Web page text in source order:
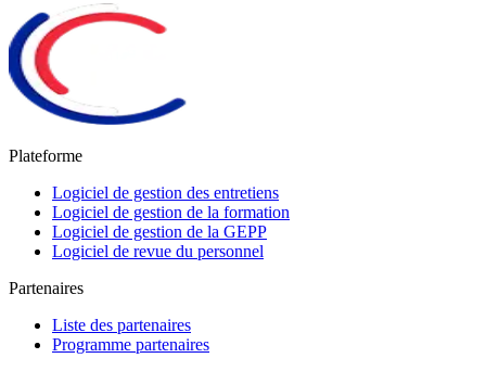
Plateforme
Logiciel de gestion des entretiens
Logiciel de gestion de la formation
Logiciel de gestion de la GEPP
Logiciel de revue du personnel
Partenaires
Liste des partenaires
Programme partenaires